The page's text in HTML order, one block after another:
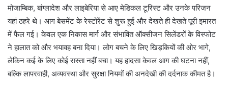
मोजाम्बिक, बांग्लादेश और लाइबेरिया से आए मेडिकल टूरिस्ट और उनके परिजन
यहां ठहरे थे। आग बेसमेंट के रेस्टोरेंट से शुरू हुई और देखते ही देखते पूरी इमारत
में फैल गई। केवल एक निकास मार्ग और संभावित ऑक्सीजन सिलेंडरों के विस्फोट
ने हालात को और भयावह बना दिया। लोग बचने के लिए खिड़कियों की ओर भागे,
लेकिन कई के लिए कोई रास्ता नहीं बचा। यह हादसा केवल आग की घटना नहीं,
बल्कि लापरवाही, अव्यवस्था और सुरक्षा नियमों की अनदेखी की दर्दनाक कीमत है।